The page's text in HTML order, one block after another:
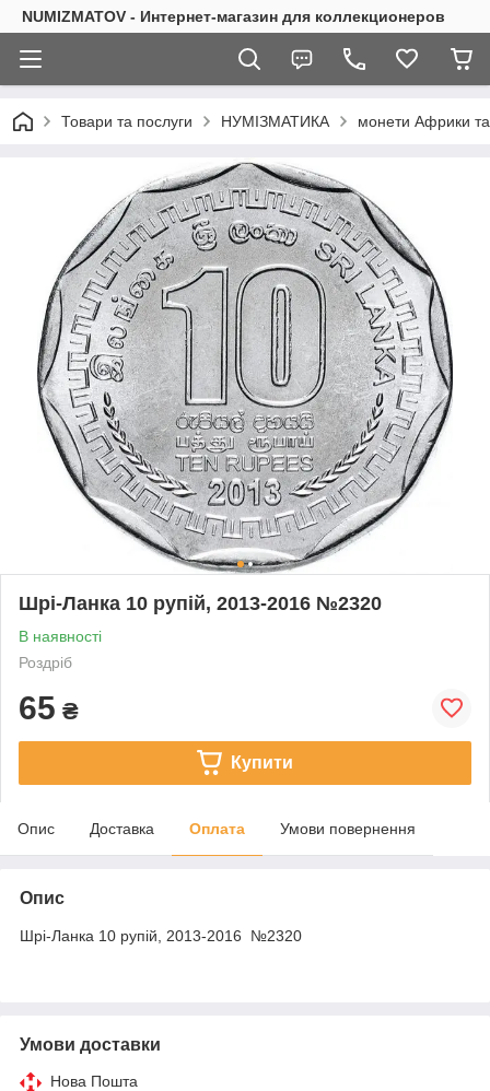
NUMIZMATOV - Интернет-магазин для коллекционеров
Товари та послуги НУМІЗМАТИКА монети Африки та
Шрі-Ланка 10 рупій, 2013-2016 №2320
В наявності
Роздріб
65 ₴
Купити
Опис Доставка Оплата Умови повернення
Опис
Шрі-Ланка 10 рупій, 2013-2016 №2320
Умови доставки
Нова Пошта